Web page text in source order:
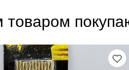
товаром